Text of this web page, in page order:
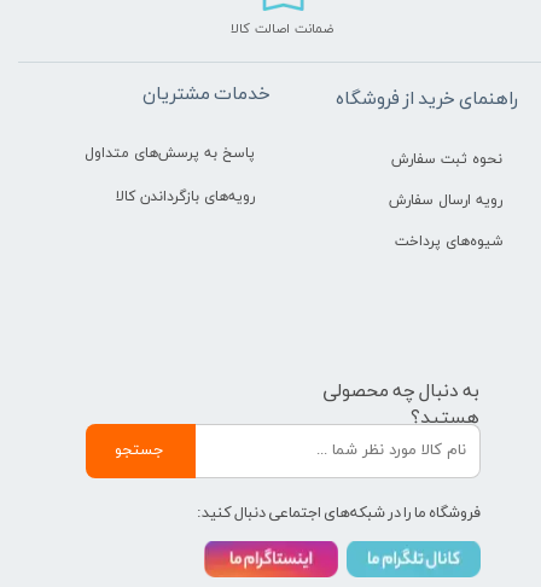
ضمانت اصالت کالا
راهنمای خرید از فروشگاه
نحوه ثبت سفارش
رویه ارسال سفارش
شیوه‌های پرداخت
خدمات مشتریان
پاسخ به پرسش‌های متداول
رویه‌های بازگرداندن کالا
به دنبال چه محصولی
هستید؟
جستجو
فروشگاه ما را در شبکه‌های اجتماعی دنبال کنید: